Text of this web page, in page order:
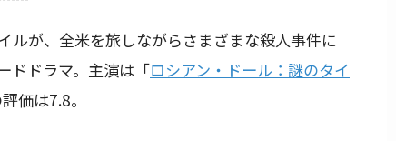
ルが、全米を旅しながらさまざまな殺人事件に
ドドラマ。主演は「ロシアン・ドール：謎のタイ
価は7.8。